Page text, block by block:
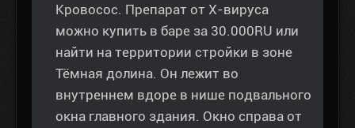
Кровосос. Препарат от Х-вируса
можно купить в баре за 30.000RU или
найти на территории стройки в зоне
Тёмная долина. Он лежит во
внутреннем вдоре в нише подвального
окна главного здания. Окно справа от